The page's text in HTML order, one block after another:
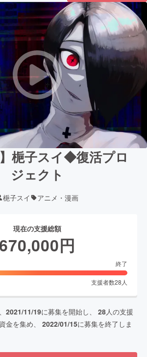
梔子スイ◆復活プロ
ジェクト
梔子スイ アニメ・漫画
現在の支援総額
670,000円
終了
支援者数28 人
2021/11/19に募集を開始し、 28人の支援
金を集め、 2022/01/15に募集を終了しま